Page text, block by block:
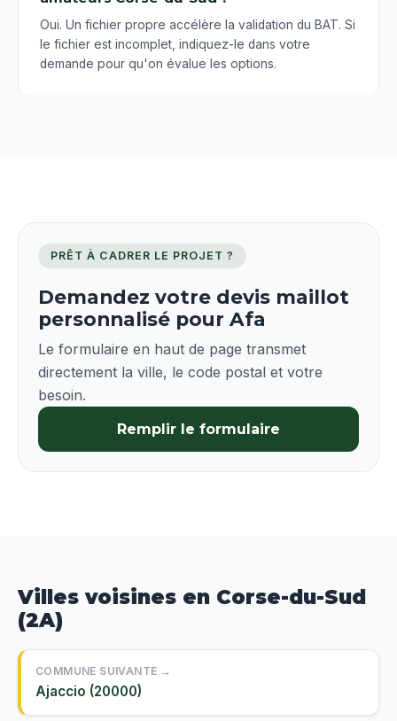
Oui. Un fichier propre accélère la validation du BAT. Si
le fichier est incomplet, indiquez-le dans votre
demande pour qu'on évalue les options.
PRÊT À CADRER LE PROJET ?
Demandez votre devis maillot
personnalisé pour Afa
Le formulaire en haut de page transmet
directement la ville, le code postal et votre
besoin.
Remplir le formulaire
Villes voisines en Corse-du-Sud
(2A)
COMMUNE SUIVANTE →
Ajaccio (20000)